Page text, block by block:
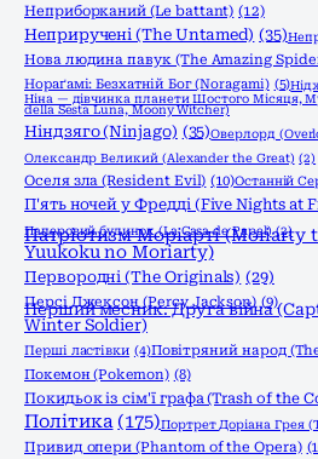
Неприборканий (Le battant) (12)
Неприручені (The Untamed) (35)
Нова людина павук (The Amazing
Нораґамі: Безхатній Бог (Noragami) (5)
Ніна — дівчинка планети Шостого Місяця,
della Sesta Luna, Moony Witcher)
Ніндзяго (Ninjago) (35)Оверлорд
Олександр Великий (Alexander the Great) (2)
Оселя зла (Resident Evil) (10)Останній
П'ять ночей у Фредді (Five Nights at
Паперовий будинок (La Casa de Papel) (2)
Патріотизм Моріарті (Moriarty
Yuukoku no Moriarty)
Первородні (The Originals) (29)
Персі Джексон (Percy Jackson) (9)
Перший месник: Друга війна
Winter Soldier)
Перші ластівки (4)Повітряний народ
Покемон (Pokemon) (8)
Покидьок із сім'ї графа (Trash of the
Політика (175)Портрет Доріана Грея
Привид опери (Phantom of the Opera)